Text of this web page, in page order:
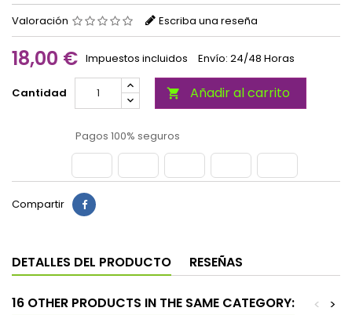
Valoración Escriba una reseña
18,00 € Impuestos incluidos Envío: 24/48 Horas
Cantidad  Añadir al carrito
Pagos 100% seguros
Compartir
DETALLES DEL PRODUCTO RESEÑAS
16 OTHER PRODUCTS IN THE SAME CATEGORY: >
<